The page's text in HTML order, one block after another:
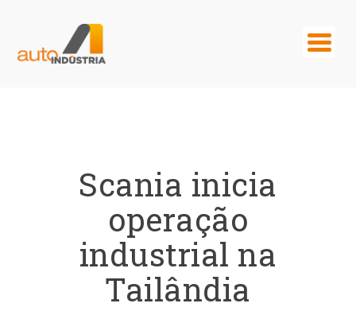
Scania inicia
operação
industrial na
Tailândia